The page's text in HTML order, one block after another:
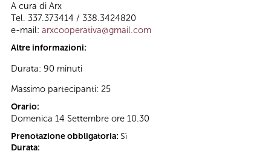
A cura di Arx
Tel. 337.373414 / 338.3424820
e-mail: arxcooperativa@gmail.com
Altre informazioni:
Durata: 90 minuti
Massimo partecipanti: 25
Orario:
Domenica 14 Settembre ore 10.30
Prenotazione obbligatoria: Sì
Durata: